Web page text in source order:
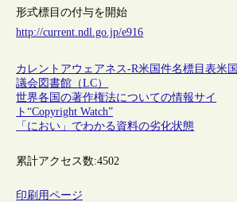
形式標目の付与を開始
http://current.ndl.go.jp/e916
カレントアウェアネス-R米国件名標目表米国
議会図書館（LC）
世界各国の著作権法についての情報サイ
ト“Copyright Watch”
「におい」でわかる資料の劣化状態
累計アクセス数:4502
印刷用ページ